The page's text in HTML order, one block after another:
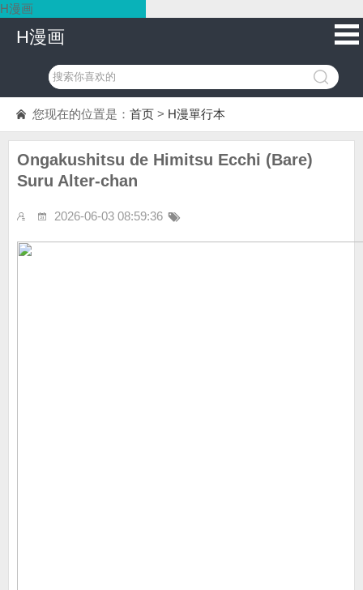
H漫画
H漫画
您现在的位置是： 首页 > H漫單行本
Ongakushitsu de Himitsu Ecchi (Bare)
Suru Alter-chan
2026-06-03 08:59:36